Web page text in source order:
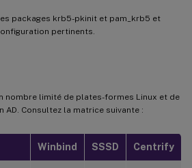
packages krb5-pkinit et pam_krb5 et
pertinents.
nombre limité de plates-formes Linux et de
AD. Consultez la matrice suivante :
Winbind SSSD Centrify